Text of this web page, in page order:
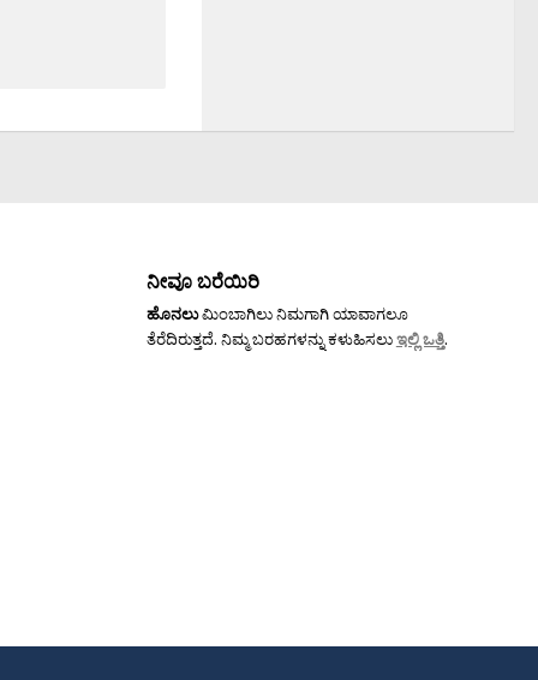
ನೀವೂ ಬರೆಯಿರಿ
ಹೊನಲುಮಿಂಬಾಗಿಲು ನಿಮಗಾಗಿ ಯಾವಾಗಲೂ
ತೆರೆದಿರುತ್ತದೆ. ನಿಮ್ಮ ಬರಹಗಳನ್ನು ಕಳುಹಿಸಲುಇಲ್ಲಿ ಒತ್ತಿ.